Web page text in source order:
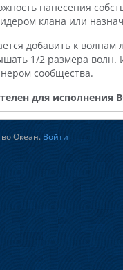
нанесения
клана или
добавить к волнам
1/2 размера волн.
сообщества.
для
Океан. Войти